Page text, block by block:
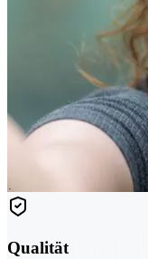
Qualität